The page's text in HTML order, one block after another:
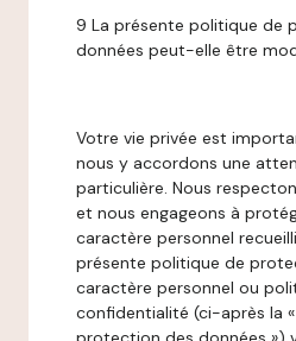
9 La présente politique de
données peut-elle être
Votre vie privée est
nous y accordons une
particulière. Nous
et nous engageons à
caractère personnel
présente politique de
caractère personnel ou
confidentialité (ci-après la